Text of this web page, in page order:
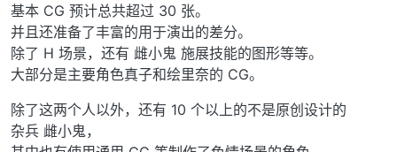
基本 CG 预计总共超过 30 张。
并且还准备了丰富的用于演出的差分。
除了 H 场景，还有 雌小鬼 施展技能的图形等等。
大部分是主要角色真子和绘里奈的 CG。
除了这两个人以外，还有 10 个以上的不是原创设计的
杂兵 雌小鬼，